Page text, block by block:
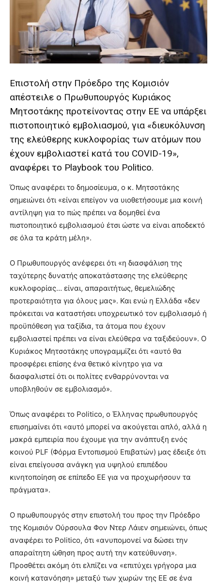
the
meaning
pain.
hd
porn
Επιστολή στην Πρόεδρο της Κομισιόν
απέστειλε ο Πρωθυπουργός Κυριάκος
Μητσοτάκης προτείνοντας στην ΕΕ να υπάρξει
πιστοποιητικό εμβολιασμού, για «διευκόλυνση
της ελεύθερης κυκλοφορίας των ατόμων που
έχουν εμβολιαστεί κατά του COVID-19»,
αναφέρει το Playbook του Politico.
Όπως αναφέρει το δημοσίευμα, ο κ. Μητσοτάκης
σημειώνει ότι «είναι επείγον να υιοθετήσουμε μια κοινή
αντίληψη για το πώς πρέπει να δομηθεί ένα
πιστοποιητικό εμβολιασμού έτσι ώστε να είναι αποδεκτό
σε όλα τα κράτη μέλη».
Ο Πρωθυπουργός ανέφερει ότι «η διασφάλιση της
ταχύτερης δυνατής αποκατάστασης της ελεύθερης
κυκλοφορίας… είναι, απαραιτήτως, θεμελιώδης
προτεραιότητα για όλους μας». Και ενώ η Ελλάδα «δεν
πρόκειται να καταστήσει υποχρεωτικό τον εμβολιασμό ή
προϋπόθεση για ταξίδια, τα άτομα που έχουν
εμβολιαστεί πρέπει να είναι ελεύθερα να ταξιδεύουν». Ο
Κυριάκος Μητσοτάκης υπογραμμίζει ότι «αυτό θα
προσφέρει επίσης ένα θετικό κίνητρο για να
διασφαλιστεί ότι οι πολίτες ενθαρρύνονται να
υποβληθούν σε εμβολιασμό».
Όπως αναφέρει το Politico, ο Έλληνας πρωθυπουργός
επισημαίνει ότι «αυτό μπορεί να ακούγεται απλό, αλλά η
μακρά εμπειρία που έχουμε για την ανάπτυξη ενός
κοινού PLF (Φόρμα Εντοπισμού Επιβατών) μας έδειξε ότι
είναι επείγουσα ανάγκη για υψηλού επιπέδου
κινητοποίηση σε επίπεδο ΕΕ για να προχωρήσουν τα
πράγματα».
Ο πρωθυπουργός στην επιστολή του προς την Πρόεδρο
της Κομισιόν Ούρσουλα Φον Ντερ Λάιεν σημειώνει, όπως
αναφέρει το Politico, ότι «ανυπομονεί να δώσει την
απαραίτητη ώθηση προς αυτή την κατεύθυνση».
Προσθέτει ακόμη ότι ελπίζει να «επιτύχει γρήγορα μια
κοινή κατανόηση» μεταξύ των χωρών της ΕΕ σε ένα